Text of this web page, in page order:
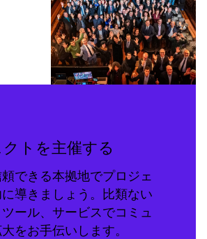
トを主催する
できる本拠地でプロジェ
導きましょう。比類ない
ール、サービスでコミュ
をお手伝いします。